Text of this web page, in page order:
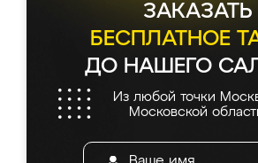
ЗАКАЗАТЬ
БЕСПЛАТНОЕ
ДО НАШЕГО
Из любой точки
Московской